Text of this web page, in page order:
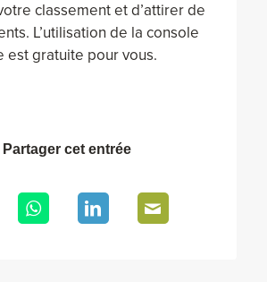
classement et d’attirer de
L’utilisation de la console
est gratuite pour vous.
Partager cet entrée